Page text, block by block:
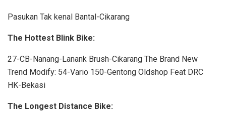
Pasukan Tak kenal Bantal-Cikarang
The Hottest Blink Bike:
27-CB-Nanang-Lanank Brush-Cikarang The Brand New
Trend Modify: 54-Vario 150-Gentong Oldshop Feat DRC
HK-Bekasi
The Longest Distance Bike: